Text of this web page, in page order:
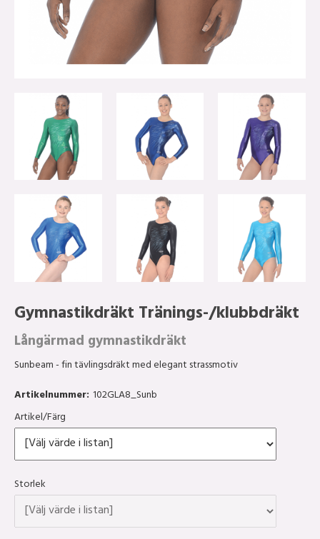
Gymnastikdräkt Tränings-/klubbdräkt
Långärmad gymnastikdräkt
Sunbeam - fin tävlingsdräkt med elegant strassmotiv
Artikelnummer: 102GLA8_Sunb
Artikel/Färg
Storlek